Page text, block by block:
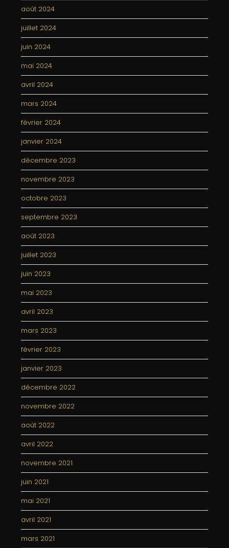
août 2024
juillet 2024
juin 2024
mai 2024
avril 2024
mars 2024
février 2024
janvier 2024
décembre 2023
novembre 2023
octobre 2023
septembre 2023
août 2023
juillet 2023
juin 2023
mai 2023
avril 2023
mars 2023
février 2023
janvier 2023
décembre 2022
novembre 2022
août 2022
avril 2022
novembre 2021
juin 2021
mai 2021
avril 2021
mars 2021